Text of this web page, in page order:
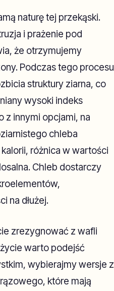
naturę tej przekąski.
i prażenie pod
że otrzymujemy
Podczas tego procesu
struktury ziarna, co
wysoki indeks
z innymi opcjami, na
chleba
różnica w wartości
Chleb dostarczy
na dłużej.
zrezygnować z wafli
warto podejść
wybierajmy wersje z
które mają